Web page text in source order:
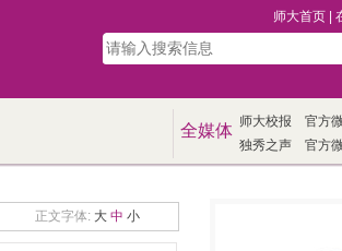
师大首页
全媒体 师大校报
官方
独秀之声
官方
正文字体: 大 中 小